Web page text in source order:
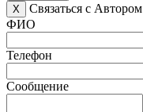
X
Связаться с Автором
ФИО
Телефон
Сообщение